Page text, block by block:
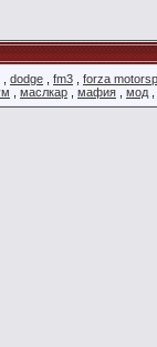
dodge fm3
forza
маслкар мафия мод